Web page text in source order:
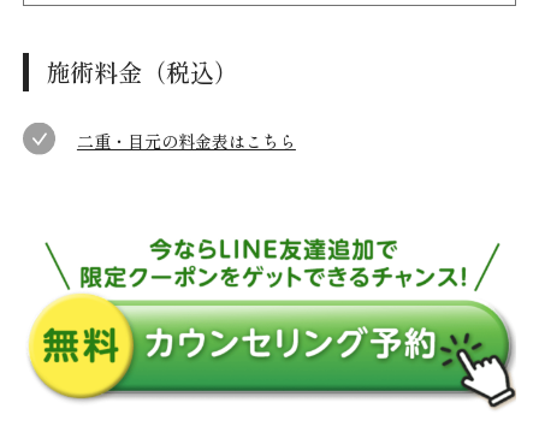
施術料金（税込）
二重・目元の料金表はこちら